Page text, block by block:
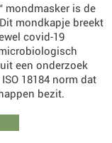
mondmasker is de
mondkapje breekt
covid-19
een onderzoek
18184 norm dat
bezit.